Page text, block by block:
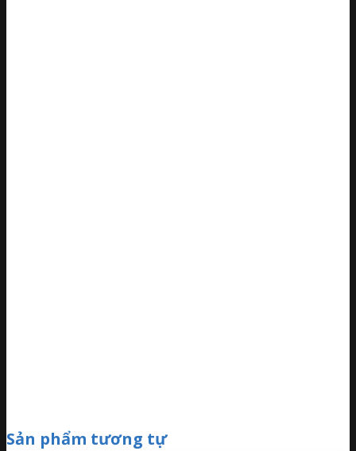
Sản phẩm tương tự